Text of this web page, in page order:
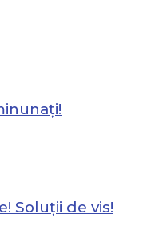
Soluții de vis!